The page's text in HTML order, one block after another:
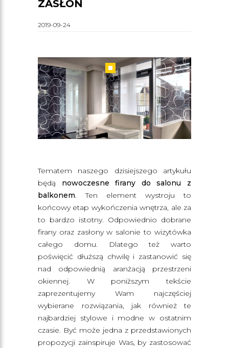
ZASŁON
2019-09-24
Tematem naszego dzisiejszego artykułu
będą nowoczesne firany do salonu z
balkonem. Ten element wystroju to
końcowy etap wykończenia wnętrza, ale za
to bardzo istotny. Odpowiednio dobrane
firany oraz zasłony w salonie to wizytówka
całego domu. Dlatego też warto
poświęcić dłuższą chwilę i zastanowić się
nad odpowiednią aranżacją przestrzeni
okiennej. W poniższym tekście
zaprezentujemy Wam najczęściej
wybierane rozwiązania, jak również te
najbardziej stylowe i modne w ostatnim
czasie. Być może jedna z przedstawionych
propozycji zainspiruje Was, by zastosować